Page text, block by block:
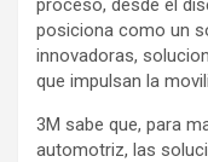
proceso, desde el
posiciona como un
innovadoras,
que impulsan la
3M sabe que, para
automotriz, las